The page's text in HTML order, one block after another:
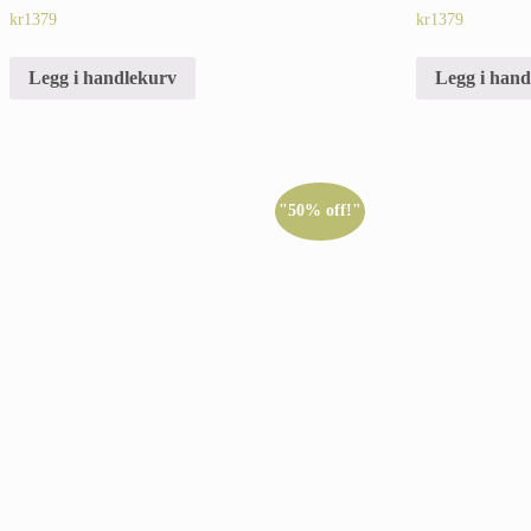
kr1379
Legg i handlekurv
kr1379
Legg i
"50% off!"